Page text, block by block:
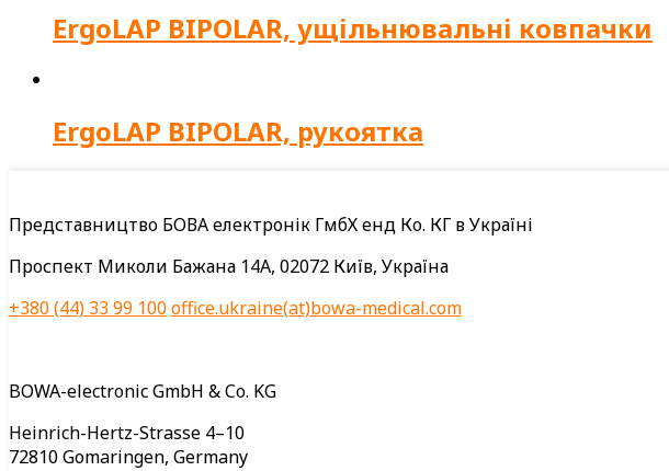
ErgoLAP BIPOLAR, ущільнювальні ковпачки
ErgoLAP BIPOLAR, рукоятка
Представництво БОВА електронік ГмбХ енд Ко. КГ в Україні
Проспект Миколи Бажана 14А, 02072 Київ, Україна
+380 (44) 33 99 100office.ukraine(at)bowa-medical.com
BOWA-electronic GmbH & Co. KG
Heinrich-Hertz-Strasse 4–10
72810 Gomaringen, Germany